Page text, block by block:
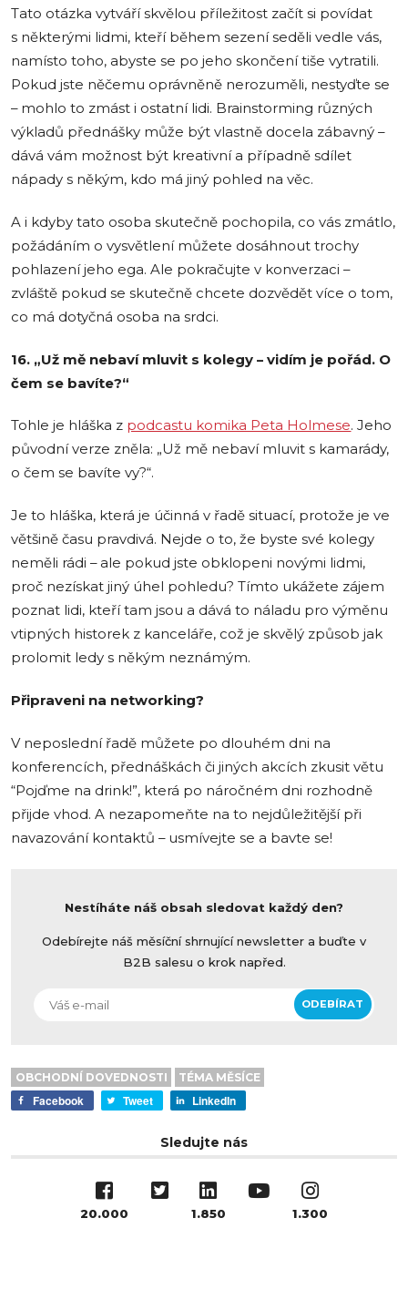
Tato otázka vytváří skvělou příležitost začít si povídat
s některými lidmi, kteří během sezení seděli vedle vás,
namísto toho, abyste se po jeho skončení tiše vytratili.
Pokud jste něčemu oprávněně nerozuměli, nestyďte se
– mohlo to zmást i ostatní lidi. Brainstorming různých
výkladů přednášky může být vlastně docela zábavný –
dává vám možnost být kreativní a případně sdílet
nápady s někým, kdo má jiný pohled na věc.
A i kdyby tato osoba skutečně pochopila, co vás zmátlo,
požádáním o vysvětlení můžete dosáhnout trochy
pohlazení jeho ega. Ale pokračujte v konverzaci –
zvláště pokud se skutečně chcete dozvědět více o tom,
co má dotyčná osoba na srdci.
16. „Už mě nebaví mluvit s kolegy – vidím je pořád. O
čem se bavíte?“
Tohle je hláška z podcastu komika Peta Holmese. Jeho
původní verze zněla: „Už mě nebaví mluvit s kamarády,
o čem se bavíte vy?“.
Je to hláška, která je účinná v řadě situací, protože je ve
většině času pravdivá. Nejde o to, že byste své kolegy
neměli rádi – ale pokud jste obklopeni novými lidmi,
proč nezískat jiný úhel pohledu? Tímto ukážete zájem
poznat lidi, kteří tam jsou a dává to náladu pro výměnu
vtipných historek z kanceláře, což je skvělý způsob jak
prolomit ledy s někým neznámým.
Připraveni na networking?
V neposlední řadě můžete po dlouhém dni na
konferencích, přednáškách či jiných akcích zkusit větu
“Pojďme na drink!”, která po náročném dni rozhodně
přijde vhod. A nezapomeňte na to nejdůležitější při
navazování kontaktů – usmívejte se a bavte se!
Nestíháte náš obsah sledovat každý den?
Odebírejte náš měsíční shrnující newsletter a buďte v
B2B salesu o krok napřed.
OBCHODNÍ DOVEDNOSTI TÉMA MĚSÍCE
Facebook Tweet LinkedIn
Sledujte nás
20.000 1.850 1.300